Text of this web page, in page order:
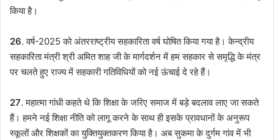
किया है।
26. वर्ष-2025 को अंतरराष्ट्रीय सहकारिता वर्ष घोषित किया गया है। केन्द्रीय
सहकारिता मंत्री श्री अमित शाह जी के मार्गदर्शन में हम सहकार से समृद्धि के मंत्र
पर चलते हुए राज्य में सहकारी गतिविधियों को नई ऊंचाई दे रहे हैं।
27. महात्मा गांधी कहते थे कि शिक्षा के जरिए समाज में बड़े बदलाव लाए जा सकते
हैं। हमने नई शिक्षा नीति को लागू करने के साथ ही इसके प्रावधानों के अनुरूप
स्कूलों और शिक्षकों का युक्तियुक्तकरण किया है। अब सुकमा के दुर्गम गांव में भी